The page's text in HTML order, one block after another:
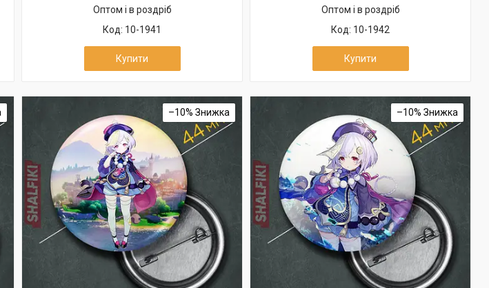
Оптом і в роздріб
10-1941
Купити
Оптом і в роздріб
10-1942
Купити
–10% –10%